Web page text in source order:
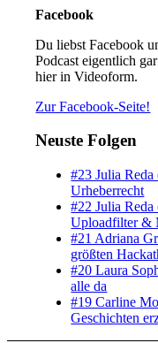
Facebook
Du liebst Facebook
Podcast eigentlich
hier in Videoform.
Zur Facebook-Seite!
Neuste Folgen
#23 Julia
Urheberrecht
#22 Julia
Uploadfilter &
#21 Adriana
größten
#20 Laura
alle da
#19 Carline
Geschichten